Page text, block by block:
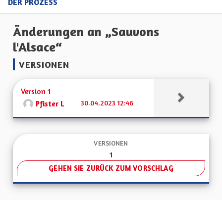
DER PROZESS
Änderungen an „Sauvons
l'Alsace“
VERSIONEN
Version 1
Pfister L 30.04.2023 12:46
VERSIONEN
1
GEHEN SIE ZURÜCK ZUM VORSCHLAG